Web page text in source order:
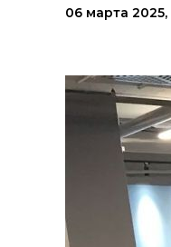
06 марта 2025,